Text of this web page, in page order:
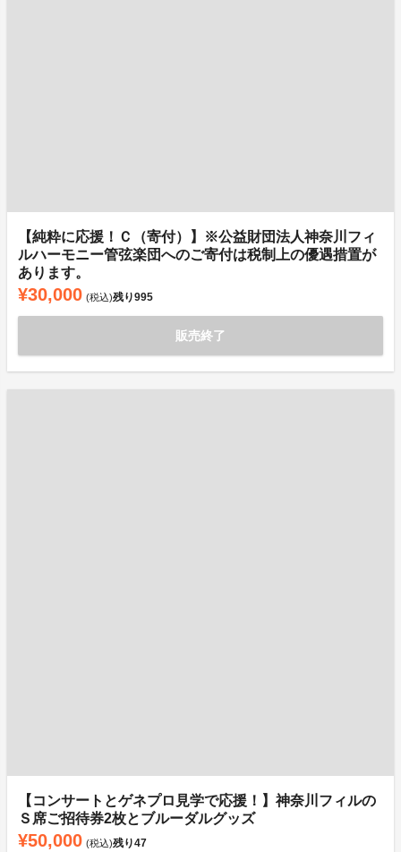
【純粋に応援！Ｃ（寄付）】※公益財団法人神奈川フィ
ルハーモニー管弦楽団へのご寄付は税制上の優遇措置が
あります。
¥30,000 (税込)残り995
販売終了
【コンサートとゲネプロ見学で応援！】神奈川フィルの
Ｓ席ご招待券2枚とブルーダルグッズ
¥50,000 (税込)残り47